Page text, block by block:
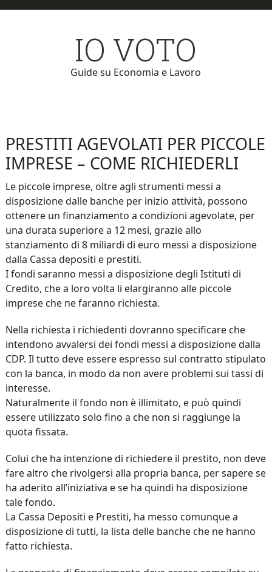
Skip
Skip
IO VOTO
Guide su Economia e Lavoro
PRESTITI AGEVOLATI PER PICCOLE
IMPRESE – COME RICHIEDERLI
Le piccole imprese, oltre agli strumenti messi a
disposizione dalle banche per inizio attività, possono
ottenere un finanziamento a condizioni agevolate, per
una durata superiore a 12 mesi, grazie allo
stanziamento di 8 miliardi di euro messi a disposizione
dalla Cassa depositi e prestiti.
I fondi saranno messi a disposizione degli Istituti di
Credito, che a loro volta li elargiranno alle piccole
imprese che ne faranno richiesta.
Nella richiesta i richiedenti dovranno specificare che
intendono avvalersi dei fondi messi a disposizione dalla
CDP. Il tutto deve essere espresso sul contratto stipulato
con la banca, in modo da non avere problemi sui tassi di
interesse.
Naturalmente il fondo non è illimitato, e può quindi
essere utilizzato solo fino a che non si raggiunge la
quota fissata.
Colui che ha intenzione di richiedere il prestito, non deve
fare altro che rivolgersi alla propria banca, per sapere se
ha aderito all’iniziativa e se ha quindi ha disposizione
tale fondo.
La Cassa Depositi e Prestiti, ha messo comunque a
disposizione di tutti, la lista delle banche che ne hanno
fatto richiesta.